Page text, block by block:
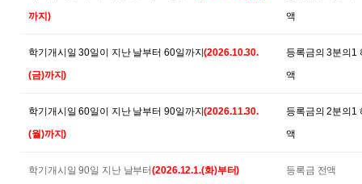
까지)
액
학기개시일 30일이 지난 날부터 60일까지(2026.10.30.
(금)까지)
등록금의 3분의1
액
학기개시일 60일이 지난 날부터 90일까지(2026.11.30.
(월)까지)
등록금의 2분의1
액
학기개시일 90일 지난 날부터(2026.12.1.(화)부터) 등록금 전액